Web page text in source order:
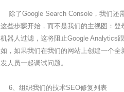
除了Google Search Console，我们还
这些步骤开始，而不是我们的主视图：
机器人过滤，这将阻止Google Analytics
如，如果我们在我们的网站上创建一个
发人员一起调试问题。
6、组织我们的技术SEO修复列表